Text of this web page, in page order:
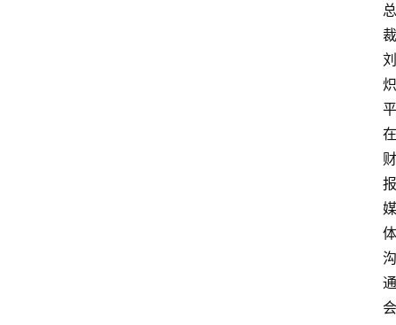
总
裁
刘
炽
平
在
财
报
媒
体
沟
通
会